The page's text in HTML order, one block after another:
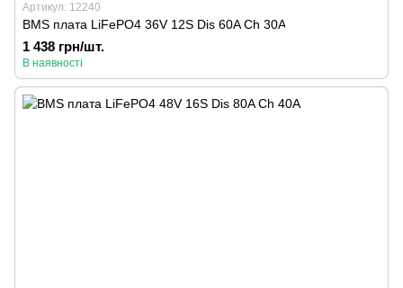
Артикул: 12240
BMS плата LiFePO4 36V 12S Dis 60A Ch 30A
1 438 грн/шт.
В наявності